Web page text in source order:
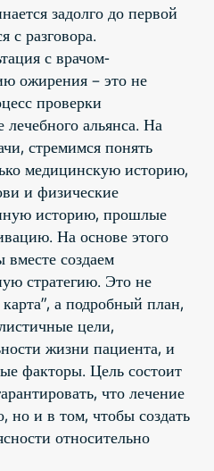
задолго до первой
с разговора.
с врачом-
ожирения – это не
проверки
лечебного альянса. На
стремимся понять
медицинскую историю,
и физические
историю, прошлые
На основе этого
создаем
стратегию. Это не
а подробный план,
цели,
жизни пациента, и
факторы. Цель состоит
что лечение
но и в том, чтобы создать
относительно